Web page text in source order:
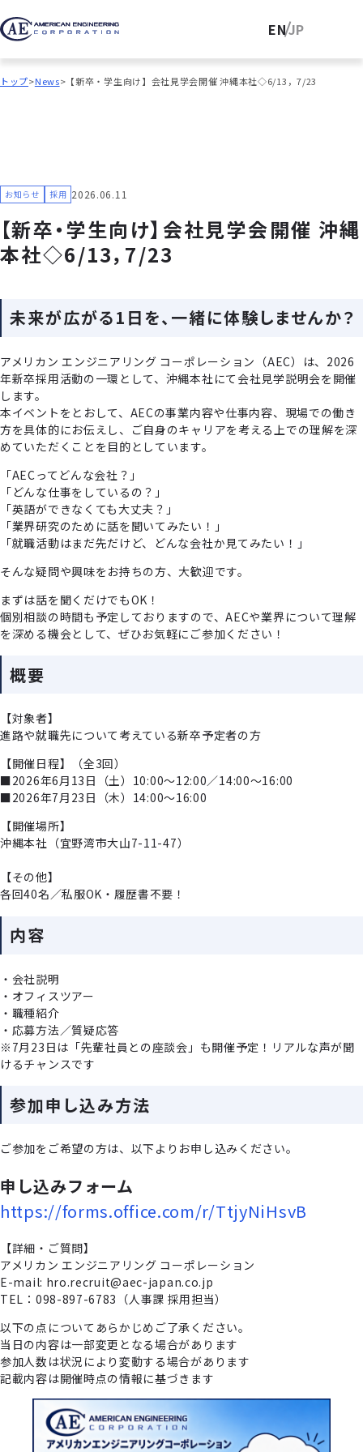
ENJP
トップ News 【新卒・学生向け】会社見学会開催 沖縄本社◇6/13，7/23
お知らせ 採用 2026.06.11
【新卒・学生向け】会社見学会開催 沖縄
本社◇6/13，7/23
未来が広がる1日を、一緒に体験しませんか？
アメリカン エンジニアリング コーポレーション（AEC）は、2026
年新卒採用活動の一環として、沖縄本社にて会社見学説明会を開催
します。
本イベントをとおして、AECの事業内容や仕事内容、現場での働き
方を具体的にお伝えし、ご自身のキャリアを考える上での理解を深
めていただくことを目的としています。
「AECってどんな会社？」
「どんな仕事をしているの？」
「英語ができなくても大丈夫？」
「業界研究のために話を聞いてみたい！」
「就職活動はまだ先だけど、どんな会社か見てみたい！」
そんな疑問や興味をお持ちの方、大歓迎です。
まずは話を聞くだけでもOK！
個別相談の時間も予定しておりますので、AECや業界について理解
を深める機会として、ぜひお気軽にご参加ください！
概要
【対象者】
進路や就職先について考えている新卒予定者の方
【開催日程】（全3回）
■2026年6月13日（土）10:00～12:00／14:00～16:00
■2026年7月23日（木）14:00～16:00
【開催場所】
沖縄本社（宜野湾市大山7-11-47）
【その他】
各回40名／私服OK・履歴書不要！
内容
・会社説明
・オフィスツアー
・職種紹介
・応募方法／質疑応答
※7月23日は「先輩社員との座談会」も開催予定！リアルな声が聞
けるチャンスです
参加申し込み方法
ご参加をご希望の方は、以下よりお申し込みください。
申し込みフォーム
https://forms.office.com/r/TtjyNiHsvB
【詳細・ご質問】
アメリカン エンジニアリング コーポレーション
E-mail: hro.recruit@aec-japan.co.jp
TEL：098-897-6783（人事課 採用担当）
以下の点についてあらかじめご了承ください。
当日の内容は一部変更となる場合があります
参加人数は状況により変動する場合があります
記載内容は開催時点の情報に基づきます